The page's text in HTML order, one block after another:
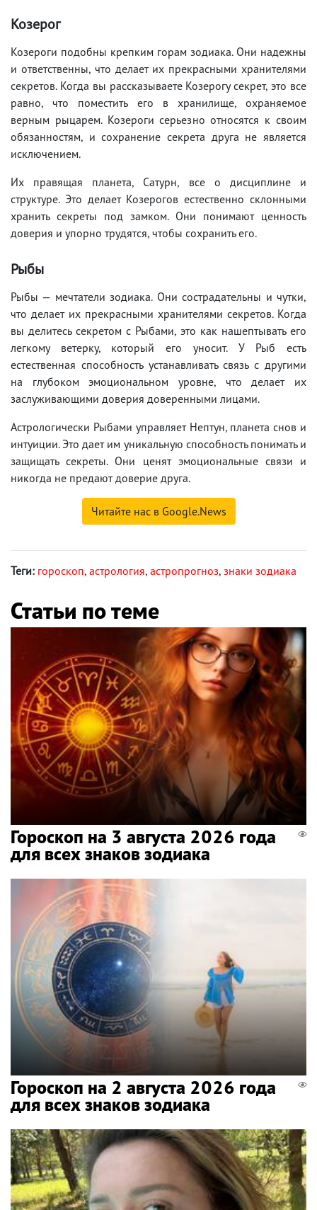
Козерог
Козероги подобны крепким горам зодиака. Они надежны
и ответственны, что делает их прекрасными хранителями
секретов. Когда вы рассказываете Козерогу секрет, это все
равно, что поместить его в хранилище, охраняемое
верным рыцарем. Козероги серьезно относятся к своим
обязанностям, и сохранение секрета друга не является
исключением.
Их правящая планета, Сатурн, все о дисциплине и
структуре. Это делает Козерогов естественно склонными
хранить секреты под замком. Они понимают ценность
доверия и упорно трудятся, чтобы сохранить его.
Рыбы
Рыбы — мечтатели зодиака. Они сострадательны и чутки,
что делает их прекрасными хранителями секретов. Когда
вы делитесь секретом с Рыбами, это как нашептывать его
легкому ветерку, который его уносит. У Рыб есть
естественная способность устанавливать связь с другими
на глубоком эмоциональном уровне, что делает их
заслуживающими доверия доверенными лицами.
Астрологически Рыбами управляет Нептун, планета снов и
интуиции. Это дает им уникальную способность понимать и
защищать секреты. Они ценят эмоциональные связи и
никогда не предают доверие друга.
Читайте нас в Google.News
Теги: гороскоп, астрология, астропрогноз, знаки зодиака
Статьи по теме
Гороскоп на 3 августа 2026 года
для всех знаков зодиака
Гороскоп на 2 августа 2026 года
для всех знаков зодиака